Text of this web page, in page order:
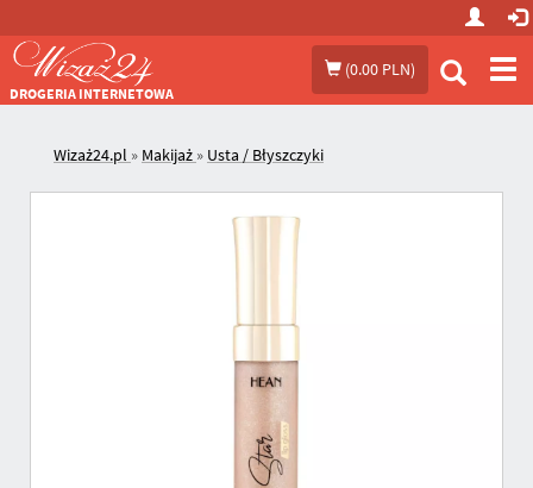
(0.00 PLN)
DROGERIA INTERNETOWA
Wizaż24.pl » Makijaż » Usta / Błyszczyki